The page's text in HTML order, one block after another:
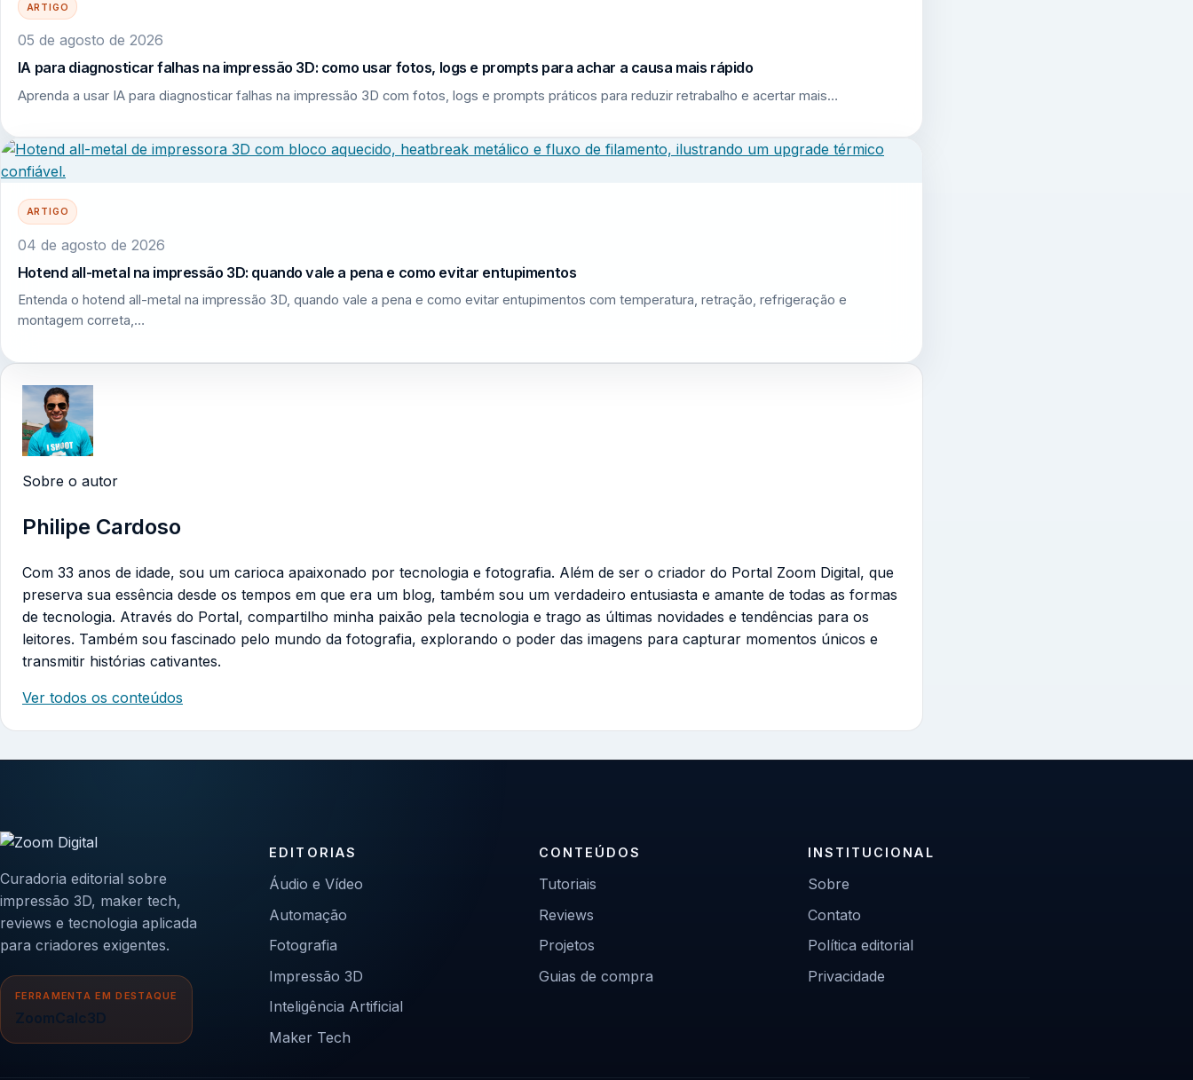
ARTIGO
05 de agosto de 2026
IA para diagnosticar falhas na impressão 3D: como usar fotos, logs e prompts para achar a causa mais rápido
Aprenda a usar IA para diagnosticar falhas na impressão 3D com fotos, logs e prompts práticos para reduzir retrabalho e acertar mais…
ARTIGO
04 de agosto de 2026
Hotend all-metal na impressão 3D: quando vale a pena e como evitar entupimentos
Entenda o hotend all-metal na impressão 3D, quando vale a pena e como evitar entupimentos com temperatura, retração, refrigeração e
montagem correta,…
Sobre o autor
Philipe Cardoso
Com 33 anos de idade, sou um carioca apaixonado por tecnologia e fotografia. Além de ser o criador do Portal Zoom Digital, que
preserva sua essência desde os tempos em que era um blog, também sou um verdadeiro entusiasta e amante de todas as formas
de tecnologia. Através do Portal, compartilho minha paixão pela tecnologia e trago as últimas novidades e tendências para os
leitores. Também sou fascinado pelo mundo da fotografia, explorando o poder das imagens para capturar momentos únicos e
transmitir histórias cativantes.
Ver todos os conteúdos
Curadoria editorial sobre
impressão 3D, maker tech,
reviews e tecnologia aplicada
para criadores exigentes.
FERRAMENTA EM DESTAQUE
ZoomCalc3D
EDITORIAS
Áudio e Vídeo
Automação
Fotografia
Impressão 3D
Inteligência Artificial
Maker Tech
CONTEÚDOS
Tutoriais
Reviews
Projetos
Guias de compra
INSTITUCIONAL
Sobre
Contato
Política editorial
Privacidade